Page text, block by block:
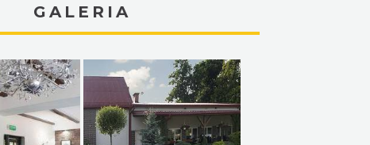
GALERIA